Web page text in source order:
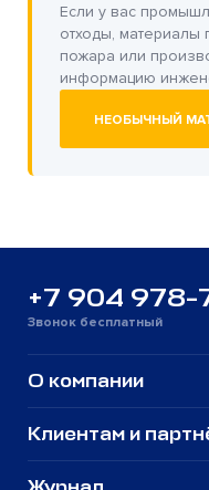
Если у вас
отходы, материалы
пожара или
информацию
НЕОБЫЧНЫЙ
+7 904 978-
Звонок бесплатный
О компании
Клиентам и